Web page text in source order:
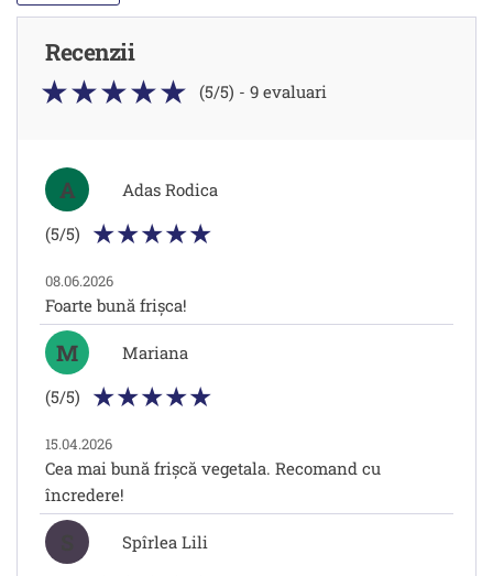
Recenzii
(5/5) - 9 evaluari
A
Adas Rodica
(5/5)
08.06.2026
Foarte bună frișca!
M
Mariana
(5/5)
15.04.2026
Cea mai bună frișcă vegetala. Recomand cu
încredere!
Spîrlea Lili